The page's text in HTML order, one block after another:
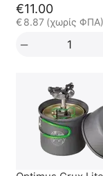
€11.00
€ 8.87 (χωρίς ΦΠΑ)
−